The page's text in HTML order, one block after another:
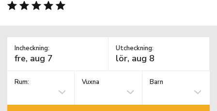
Incheckning: Utcheckning:
Rum: Vuxna Barn